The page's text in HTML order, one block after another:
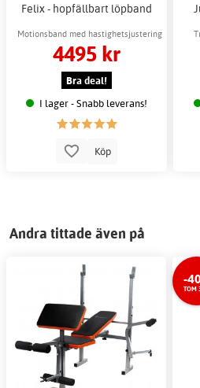
Felix - hopfällbart löpband
Motionsband med hastighetsjustering
4495 kr
Bra deal!
I lager - Snabb leverans!
Köp
Andra tittade även på
-
TOM